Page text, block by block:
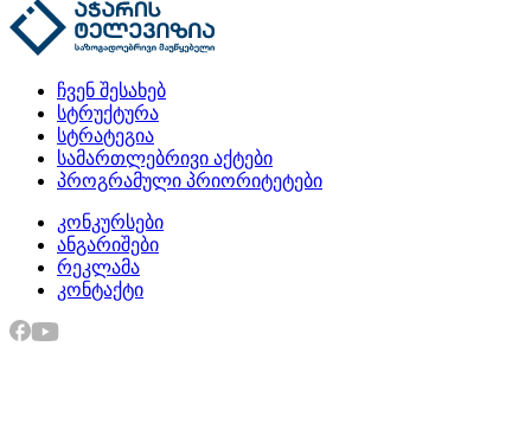
ჩვენ შესახებ
სტრუქტურა
სტრატეგია
სამართლებრივი აქტები
პროგრამული პრიორიტეტები
კონკურსები
ანგარიშები
რეკლამა
კონტაქტი